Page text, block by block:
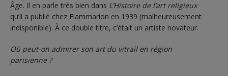
Âge. Il en parle très bien dans L’Histoire de l’art religieux
qu’il a publié chez Flammarion en 1939 (malheureusement
indisponible). À ce double titre, c’était un artiste novateur.
Où peut-on admirer son art du vitrail en région
parisienne ?